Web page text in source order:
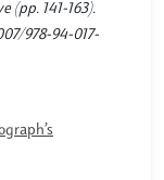
(pp. 141-163).
978-94-017-